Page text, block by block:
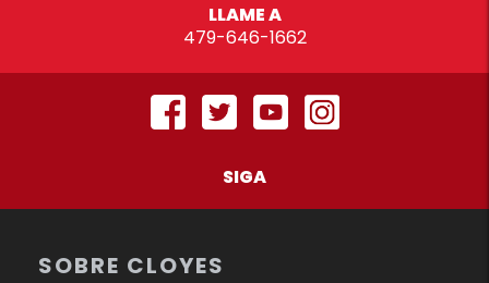
LLAME A
479-646-1662
SIGA
SOBRE CLOYES